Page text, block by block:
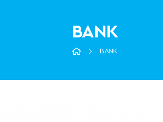
BANK
BANK